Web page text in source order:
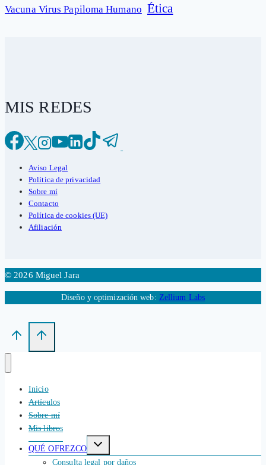
Vacuna Virus Papiloma Humano Ética
MIS REDES
Aviso Legal
Política de privacidad
Sobre mí
Contacto
Política de cookies (UE)
Afiliación
© 2026 Miguel Jara
Diseño y optimización web: Zellium Labs
Inicio
Artículos
Sobre mí
Mis libros
QUÉ OFREZCO
Alternar
hijo
Consulta legal por daños